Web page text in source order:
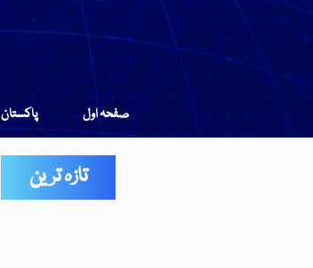
پاکستان صفحہ اول
تازہ ترین